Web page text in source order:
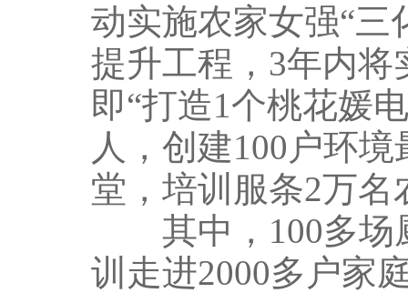
动实施农家女强“三
提升工程，3年内将
即“打造1个桃花媛
人，创建100户环
堂，培训服条2万名
其中，100多场
训走进2000多户家